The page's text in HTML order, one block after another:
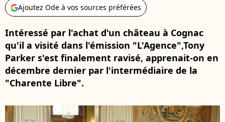
Ajoutez Ode à vos sources préférées
Intéressé par l'achat d'un château à Cognac
qu'il a visité dans l'émission "L'Agence",Tony
Parker s'est finalement ravisé, apprenait-on en
décembre dernier par l'intermédiaire de la
"Charente Libre".